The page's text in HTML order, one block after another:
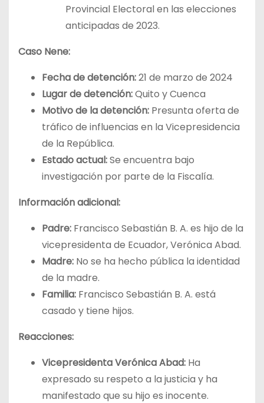
Provincial Electoral en las elecciones
anticipadas de 2023.
Caso Nene:
Fecha de detención:21 de marzo de 2024
Lugar de detención:Quito y Cuenca
Motivo de la detención: Presunta oferta de
tráfico de influencias en la Vicepresidencia
de la República.
Estado actual:Se encuentra bajo
investigación por parte de la Fiscalía.
Información adicional:
Padre: Francisco Sebastián B. A. es hijo de la
vicepresidenta de Ecuador, Verónica Abad.
Madre: No se ha hecho pública la identidad
de la madre.
Familia: Francisco Sebastián B. A. está
casado y tiene hijos.
Reacciones:
Vicepresidenta Verónica Abad: Ha
expresado su respeto a la justicia y ha
manifestado que su hijo es inocente.